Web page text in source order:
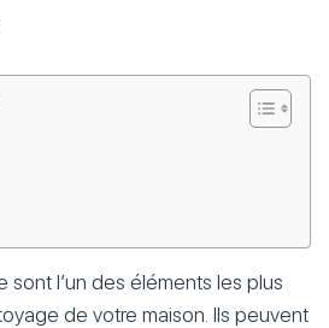
sont l’un des éléments les plus
de votre maison. Ils peuvent